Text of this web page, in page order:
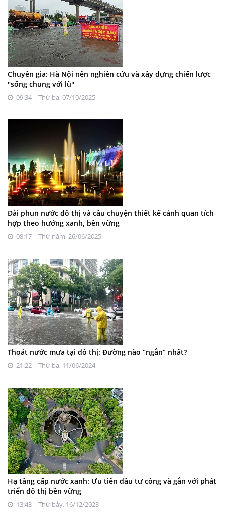
Chuyên gia: Hà Nội nên nghiên cứu và xây dựng chiến lược
"sống chung với lũ"
09:34 | Thứ ba, 07/10/2025
Đài phun nước đô thị và câu chuyện thiết kế cảnh quan tích
hợp theo hướng xanh, bền vững
08:17 | Thứ năm, 26/06/2025
Thoát nước mưa tại đô thị: Đường nào “ngắn” nhất?
21:22 | Thứ ba, 11/06/2024
Hạ tầng cấp nước xanh: Ưu tiên đầu tư công và gắn với phát
triển đô thị bền vững
13:43 | Thứ bảy, 16/12/2023